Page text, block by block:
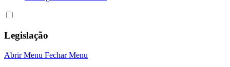
Legislação
Abrir Menu Fechar Menu